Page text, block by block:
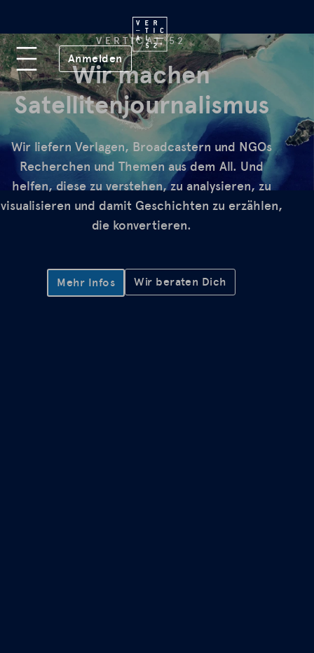
Anmelden(öffnet in neuem Fenster)
Lab
Mission
FAQ
VERTICAL 52
Wir machen
Satellitenjournalismus
Wir liefern Verlagen, Broadcastern und NGOs
Recherchen und Themen aus dem All. Und
helfen, diese zu verstehen, zu analysieren, zu
visualisieren und damit Geschichten zu erzählen,
die konvertieren.
Mehr Infos Wir beraten Dich